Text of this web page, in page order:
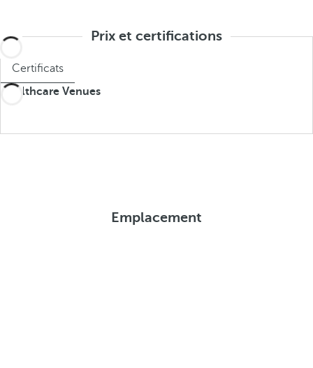
Prix et certifications
Certificats
Healthcare Venues
Emplacement